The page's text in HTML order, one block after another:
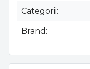
Categorii
Brand